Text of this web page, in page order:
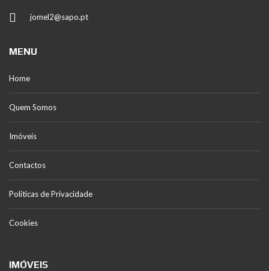
jomel2@sapo.pt
MENU
Home
Quem Somos
Imóveis
Contactos
Políticas de Privacidade
Cookies
IMÓVEIS